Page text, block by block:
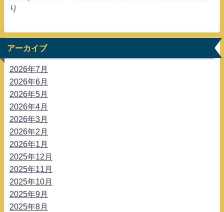
り
アーカイブ
2026年7月
2026年6月
2026年5月
2026年4月
2026年3月
2026年2月
2026年1月
2025年12月
2025年11月
2025年10月
2025年9月
2025年8月